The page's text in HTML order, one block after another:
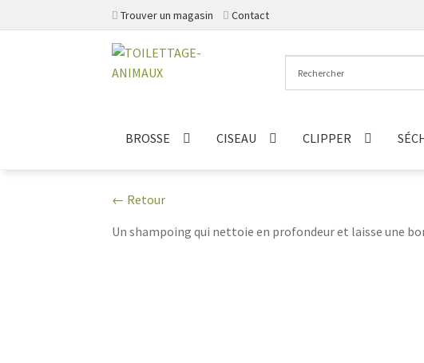
Trouver un magasin Contact
Aller
à
Aller
au
BROSSE CISEAU CLIPPER
← Retour
Un shampoing qui nettoie en profondeur et laisse une